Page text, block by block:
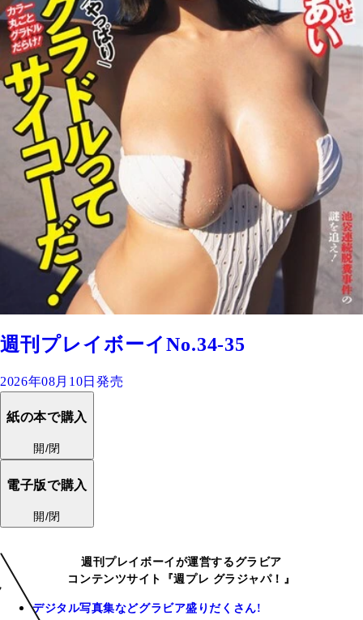
週刊プレイボーイNo.34-35
2026年08月10日発売
紙の本で購入
開/閉
電子版で購入
開/閉
週刊プレイボーイが運営するグラビア
コンテンツサイト『週プレ グラジャパ！』
デジタル写真集などグラビア盛りだくさん!